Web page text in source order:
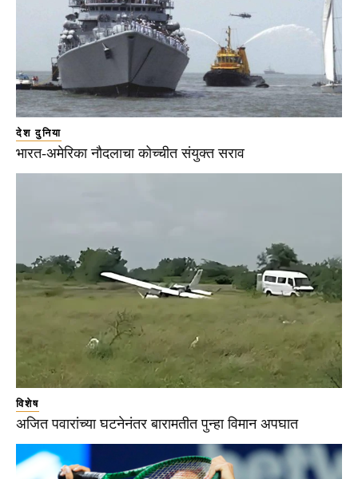
देश दुनिया
भारत-अमेरिका नौदलाचा कोच्चीत संयुक्त सराव
विशेष
अजित पवारांच्या घटनेनंतर बारामतीत पुन्हा विमान अपघात